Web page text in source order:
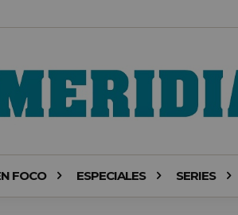
FOCO ESPECIALES SERIES